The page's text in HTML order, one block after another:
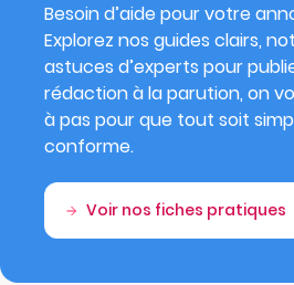
Besoin d’aide pour votre
Explorez nos guides clairs,
astuces d’experts pour
rédaction à la parution, on
à pas pour que tout soit
conforme.
Voir nos fiches pratiques